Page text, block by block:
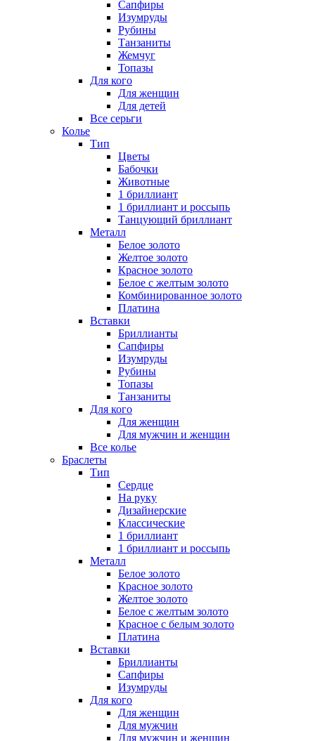
Сапфиры
Изумруды
Рубины
Танзаниты
Жемчуг
Топазы
Для кого
Для женщин
Для детей
Все серьги
Колье
Тип
Цветы
Бабочки
Животные
1 бриллиант
1 бриллиант и россыпь
Танцующий бриллиант
Металл
Белое золото
Желтое золото
Красное золото
Белое с желтым золото
Комбинированное золото
Платина
Вставки
Бриллианты
Сапфиры
Изумруды
Рубины
Топазы
Танзаниты
Для кого
Для женщин
Для мужчин и женщин
Все колье
Браслеты
Тип
Сердце
На руку
Дизайнерские
Классические
1 бриллиант
1 бриллиант и россыпь
Металл
Белое золото
Красное золото
Желтое золото
Белое с желтым золото
Красное с белым золото
Платина
Вставки
Бриллианты
Сапфиры
Изумруды
Для кого
Для женщин
Для мужчин
Для мужчин и женщин